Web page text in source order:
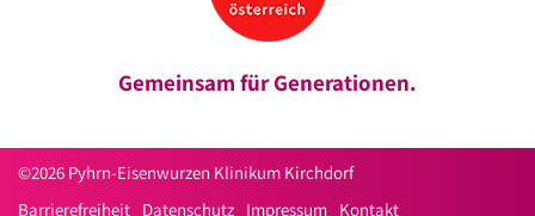
Gemeinsam für Generationen.
©2026 Pyhrn-Eisenwurzen Klinikum Kirchdorf
Barrierefreiheit Datenschutz Impressum Kontakt